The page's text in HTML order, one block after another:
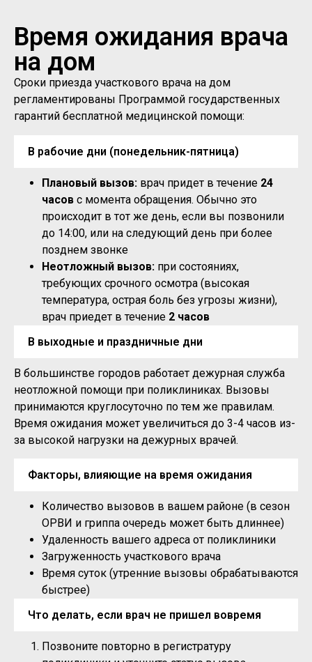
Время ожидания врача
на дом
Сроки приезда участкового врача на дом
регламентированы Программой государственных
гарантий бесплатной медицинской помощи:
В рабочие дни (понедельник-пятница)
Плановый вызов: врач придет в течение 24
часов с момента обращения. Обычно это
происходит в тот же день, если вы позвонили
до 14:00, или на следующий день при более
позднем звонке
Неотложный вызов: при состояниях,
требующих срочного осмотра (высокая
температура, острая боль без угрозы жизни),
врач приедет в течение 2 часов
В выходные и праздничные дни
В большинстве городов работает дежурная служба
неотложной помощи при поликлиниках. Вызовы
принимаются круглосуточно по тем же правилам.
Время ожидания может увеличиться до 3-4 часов из-
за высокой нагрузки на дежурных врачей.
Факторы, влияющие на время ожидания
Количество вызовов в вашем районе (в сезон
ОРВИ и гриппа очередь может быть длиннее)
Удаленность вашего адреса от поликлиники
Загруженность участкового врача
Время суток (утренние вызовы обрабатываются
быстрее)
Что делать, если врач не пришел вовремя
Позвоните повторно в регистратуру